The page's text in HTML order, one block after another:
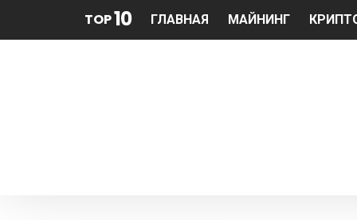
TOP10 ГЛАВНАЯ МАЙНИНГ